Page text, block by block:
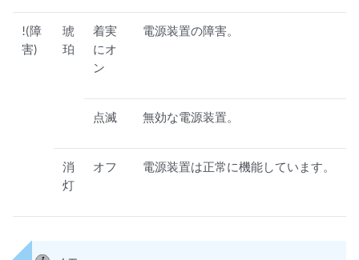
!(障
害)
琥
珀
着実
にオ
ン
電源装置の障害。
点滅 無効な電源装置。
消
灯
オフ 電源装置は正常に機能しています。